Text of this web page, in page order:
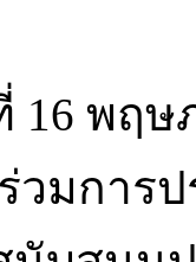
16 พฤษ
วมการ